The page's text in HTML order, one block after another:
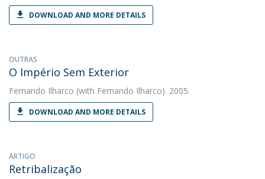
DOWNLOAD AND MORE DETAILS
OUTRAS
O Império Sem Exterior
Fernando Ilharco (with Fernando Ilharco). 2005.
DOWNLOAD AND MORE DETAILS
ARTIGO
Retribalização